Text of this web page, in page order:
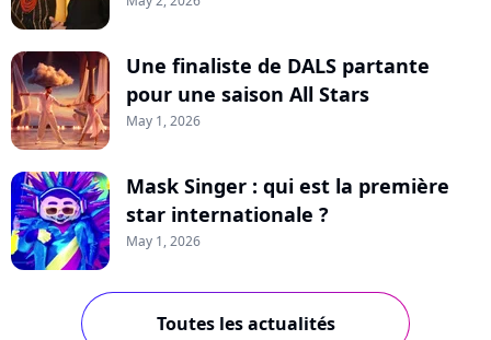
Une finaliste de DALS partante
pour une saison All Stars
May 1, 2026
Mask Singer : qui est la première
star internationale ?
May 1, 2026
Toutes les actualités